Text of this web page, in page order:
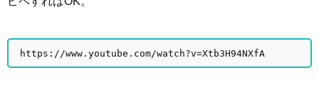
https://www.youtube.com/watch?v=Xtb3H94NXfA